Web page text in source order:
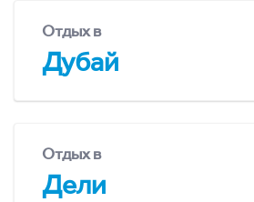
Отдых в
Дубай
Отдых в
Дели